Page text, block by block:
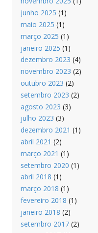
junho 2025 (1)
maio 2025 (1)
março 2025 (1)
janeiro 2025 (1)
dezembro 2023 (4)
novembro 2023 (2)
outubro 2023 (2)
setembro 2023 (2)
agosto 2023 (3)
julho 2023 (3)
dezembro 2021 (1)
abril 2021 (2)
março 2021 (1)
setembro 2020 (1)
abril 2018 (1)
março 2018 (1)
fevereiro 2018 (1)
janeiro 2018 (2)
setembro 2017(2)